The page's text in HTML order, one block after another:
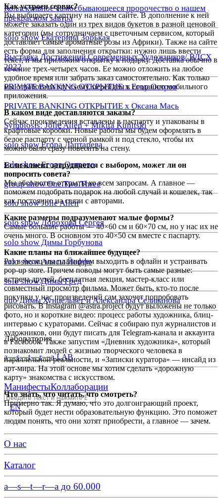
Коллективное самосбывающееся пророчество о нашем
прекрасном завтра
solo show Екатерина Зорькая
Выставка Достижений Современных Художников/ ВДСХ
2022
PRIVATE BANKING ОТКРЫТИЕ х Егор Остров
PRIVATE BANKING ОТКРЫТИЕ х Оксана Мась
Symbiosis: Jolie Alien + Mikita Kunitski
solo show Егора Лаптарева
solo show Егора Острова
group show One.Two.Three
solo show Jolie Alien
solo show Дорохова Сергея
solo show Димы Горбунова
solo show Алисы Йоффе
solo show Димы Гред
duo Димы Хунцельвег и Александра Селиванова
Лаборатория
a—s—t—r—a LAB
МанифестыКоллаборации
EN
Как устроен сервис?
Вы выбираете картину на нашем сайте. В дополнение к ней
можете заказать один из трех видов букетов в разной ценовой
категории (мы сотрудничаем с цветочным сервисом, который
доставляет самые ароматные розы из Африки). Также на сайте
есть форма для заполнения открытки: нужно лишь ввести
текст, и мы приложим открытку к подарку. Доставка обычно в
течение трех-четырех часов. Ее можно отложить на любое
удобное время или забрать заказ самостоятельно. Как только
мы отработаем эту схему, перейдем к созданию мобильного
приложения.
В каком виде доставляются заказы?
Сейчас произведения вставлены в паспарту и упакованы в
крафтовые коробки. Новые работы мы будем оформлять в
белое паспарту с черной рамкой и под стекло, чтобы их
можно было сразу повесить на стену.
Если клиент затрудняется с выбором, может ли он
попросить совета?
Мы абсолютно открыты ко всем запросам. А главное —
поможем подобрать подарок на любой случай и кошелек, так
как постоянно на связи с авторами.
Какие размеры подразумевают малые формы?
Самые большие работы — 40×60 см и 60×70 см, но у нас их не
очень много. В основном это 40×50 см вместе с паспарту.
Какие планы на ближайшее будущее?
Раз в месяц мы планируем выходить в офлайн и устраивать
pop-up store. Причем поводы могут быть самые разные:
встреча друзей, бесплатная лекция, мастер-класс или
совместный просмотр фильма. Может быть, кто-то после
покупки у нас произведений сам захочет попробовать
рисовать. В Instagram @astra.project будут выложены не только
фото, но и короткие видео: процесс работы художника, блиц-
интервью с кураторами. Сейчас я собираю пул журналистов и
художников, они будут писать для Telegram-канала и аккаунта
в Facebook. Также запустим «Дневник художника», который
познакомит людей с жизнью творческого человека в
параллельной реальности, и «Записки куратора» — инсайд из
арт-мира. На этой основе мы хотим сделать «дорожную
карту» знакомства с искусством.
Что знать, что читать, что смотреть?
Примерно так. Я думаю, что это долгоиграющий проект,
который будет нести образовательную функцию. Это поможет
людям понять, что они хотят приобрести, а главное — зачем.
О нас
Каталог
a—s—t—r—a до 60.000